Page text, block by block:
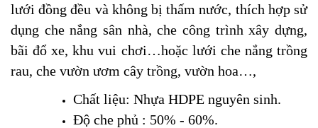
lưới đồng đều và không bị thấm nước, thích hợp sử
dụng che nắng sân nhà, che công trình xây dựng,
bãi đổ xe, khu vui chơi…hoặc lưới che nắng trồng
rau, che vườn ươm cây trồng, vườn hoa…,
Chất liệu: Nhựa HDPE nguyên sinh.
Độ che phủ : 50% - 60%.